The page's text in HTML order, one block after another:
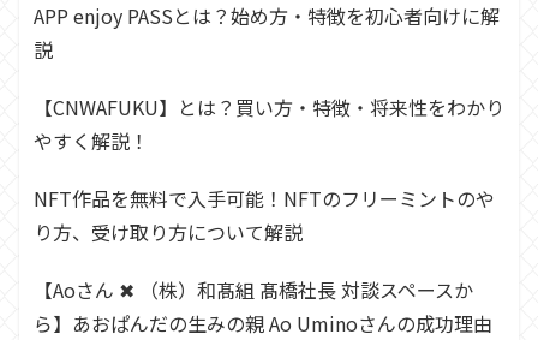
APP enjoy PASSとは？始め方・特徴を初心者向けに解
説
【CNWAFUKU】とは？買い方・特徴・将来性をわかり
やすく解説！
NFT作品を無料で入手可能！NFTのフリーミントのや
り方、受け取り方について解説
【Aoさん ✖︎ （株）和髙組 髙橋社長 対談スペースか
ら】あおぱんだの生みの親 Ao Uminoさんの成功理由